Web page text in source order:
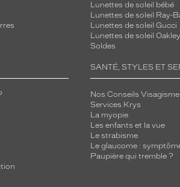
Lunettes de soleil bébé
Lunettes de soleil Ray-
Lunettes de soleil Gucci
Lunettes de soleil Oakley
Soldes
SANTÉ, STYLES ET
Nos Conseils Visagisme
Services Krys
La myopie
Les enfants et la vue
Le strabisme
Le glaucome :
Paupière qui tremble ?